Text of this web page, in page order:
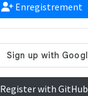
Enregistrement
Register with GitHub